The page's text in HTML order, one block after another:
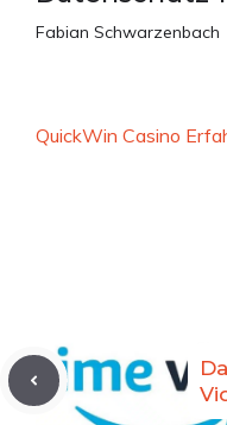
Fabian Schwarzenbach
QuickWin Casino